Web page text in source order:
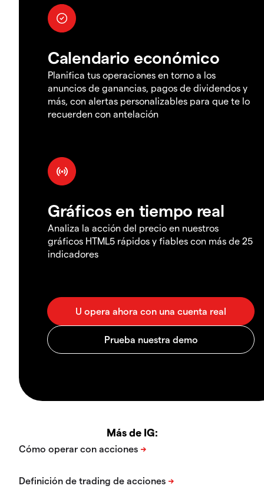
Calendario económico
Planifica tus operaciones en torno a los
anuncios de ganancias, pagos de dividendos y
más, con alertas personalizables para que te lo
recuerden con antelación
Gráficos en tiempo real
Analiza la acción del precio en nuestros
gráficos HTML5 rápidos y fiables con más de 25
indicadores
Más de IG: